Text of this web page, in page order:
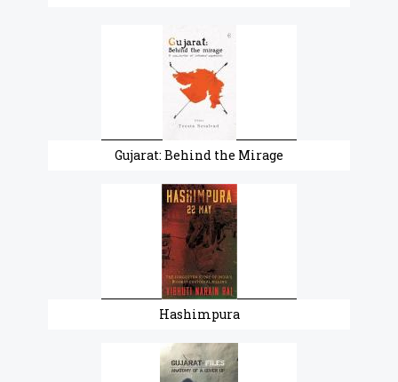
Gujarat: Behind the Mirage
Hashimpura